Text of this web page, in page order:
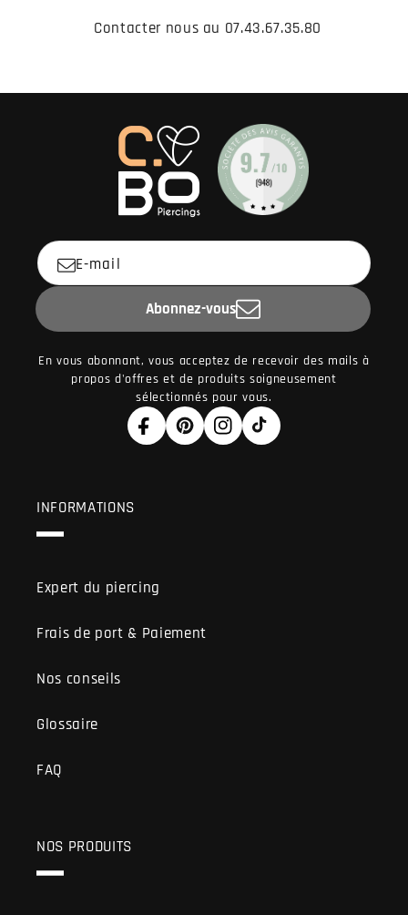
Contacter nous au 07.43.67.35.80
E-mail
Abonnez-vous
En vous abonnant, vous acceptez de recevoir des mails à
propos d'offres et de produits soigneusement
sélectionnés pour vous.
FacebookPinterestInstagram
TikTok
INFORMATIONS
Expert du piercing
Frais de port & Paiement
Nos conseils
Glossaire
FAQ
NOS PRODUITS